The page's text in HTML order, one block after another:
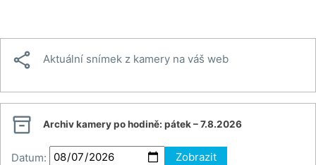
 Aktuální snímek z kamery na váš web
 Archiv kamery po hodině: pátek – 7.8.2026
Datum: Zobrazit